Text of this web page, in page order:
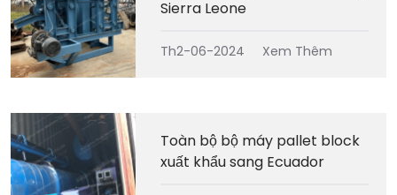
Sierra Leone
Th2-06-2024 Xem Thêm
Toàn bộ bộ máy pallet block
xuất khẩu sang Ecuador